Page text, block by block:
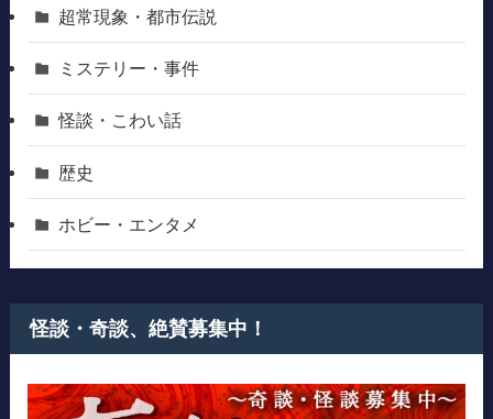
超常現象・都市伝説
ミステリー・事件
怪談・こわい話
歴史
ホビー・エンタメ
怪談・奇談、絶賛募集中！